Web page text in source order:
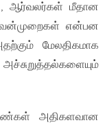
ஆர்வலர்கள் மீதான
வன்முறைகள் என்பன
மேலதிகமாக
அதிகளவான